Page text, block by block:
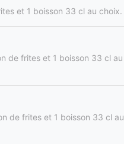
et 1 boisson 33 cl au choix.
de frites et 1 boisson 33 cl au
de frites et 1 boisson 33 cl au